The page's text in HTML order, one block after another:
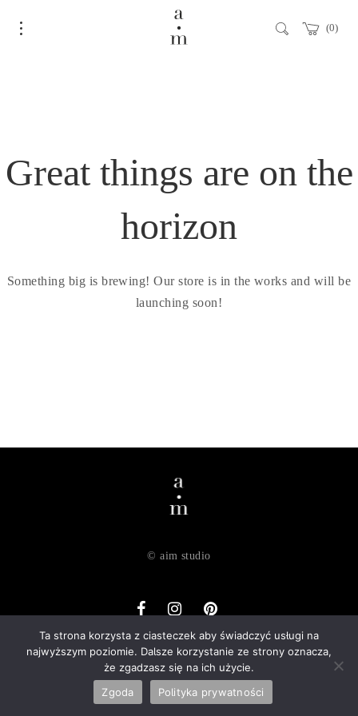
0
Great things are on the
horizon
Something big is brewing! Our store is in the works and will be
launching soon!
Ta strona korzysta z ciasteczek aby świadczyć usługi na
najwyższym poziomie. Dalsze korzystanie ze strony oznacza,
że zgadzasz się na ich użycie.
Zgoda
Polityka prywatności
© aim studio
o nas dostawa zwroty regulamin
polityka prywatności
kontakt